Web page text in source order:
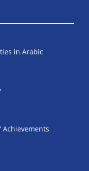
in Arabic
Achievements